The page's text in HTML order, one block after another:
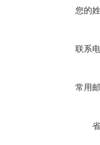
您的
联系
常用